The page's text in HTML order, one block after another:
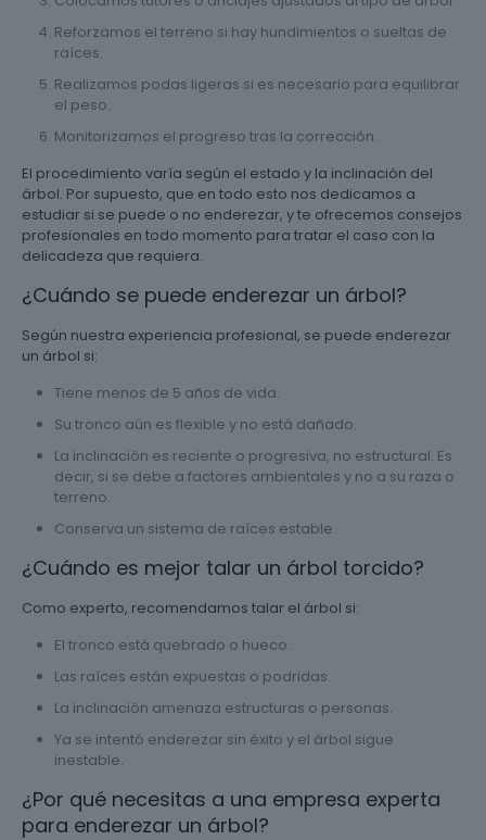
Reforzamos el terreno si hay hundimientos o sueltas de
raíces.
Realizamos podas ligeras si es necesario para equilibrar
el peso.
Monitorizamos el progreso tras la corrección.
El procedimiento varía según el estado y la inclinación del
árbol. Por supuesto, que en todo esto nos dedicamos a
estudiar si se puede o no enderezar, y te ofrecemos consejos
profesionales en todo momento para tratar el caso con la
delicadeza que requiera.
¿Cuándo se puede enderezar un árbol?
Según nuestra experiencia profesional, se puede enderezar
un árbol si:
Tiene menos de 5 años de vida.
Su tronco aún es flexible y no está dañado.
La inclinación es reciente o progresiva, no estructural. Es
decir, si se debe a factores ambientales y no a su raza o
terreno.
Conserva un sistema de raíces estable.
¿Cuándo es mejor talar un árbol torcido?
Como experto, recomendamos talar el árbol si:
El tronco está quebrado o hueco.
Las raíces están expuestas o podridas.
La inclinación amenaza estructuras o personas.
Ya se intentó enderezar sin éxito y el árbol sigue
inestable.
¿Por qué necesitas a una empresa experta
para enderezar un árbol?